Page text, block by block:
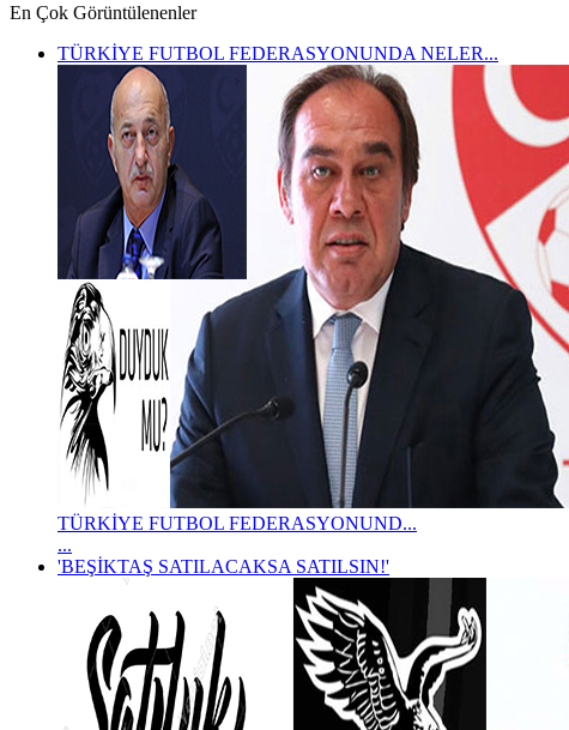
En Çok Görüntülenenler
TÜRKİYE FUTBOL FEDERASYONUNDA NELER...
TÜRKİYE FUTBOL FEDERASYONUND...
...
'BEŞİKTAŞ SATILACAKSA SATILSIN!'